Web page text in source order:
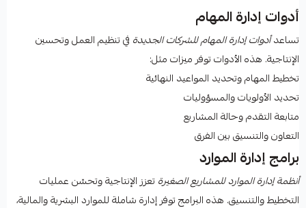
أدوات إدارة المهام
تساعدأدوات إدارة المهام للشركات الجديدة في تنظيم العمل وتحسين
الإنتاجية. هذه الأدوات توفر ميزات مثل:
تخطيط المهام وتحديد المواعيد النهائية
تحديد الأولويات والمسؤوليات
متابعة التقدم وحالة المشاريع
التعاون والتنسيق بين الفرق
برامج إدارة الموارد
أنظمة إدارة الموارد للمشاريع الصغيرةتعزز الإنتاجية وتحسّن عمليات
التخطيط والتنسيق. هذه البرامج توفر إدارة شاملة للموارد البشرية والمالية،